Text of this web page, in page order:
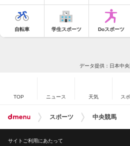
自転車 学生スポーツ Doスポーツ
データ提供：日本中
TOP ニュース 天気 ス
スポーツ 中央競馬
サイトご利用にあたって